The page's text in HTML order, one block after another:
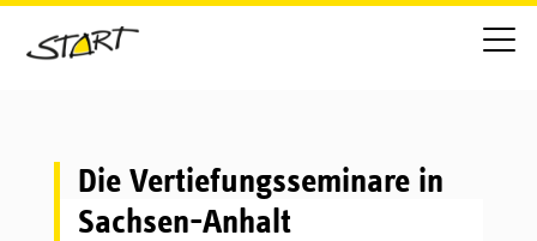
Die Vertiefungsseminare in
Sachsen-Anhalt